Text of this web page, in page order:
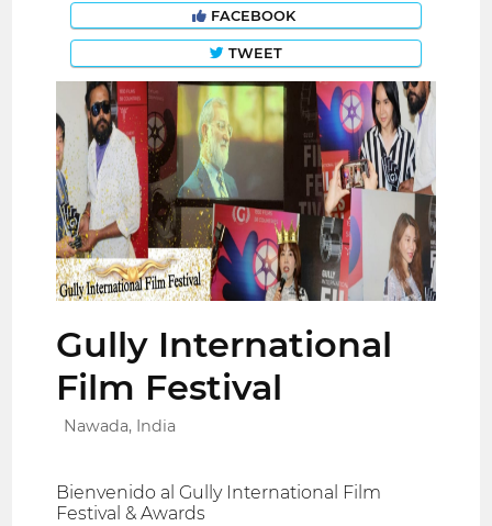
FACEBOOK
TWEET
Gully International
Film Festival
Nawada, India
Bienvenido al Gully International Film
Festival & Awards